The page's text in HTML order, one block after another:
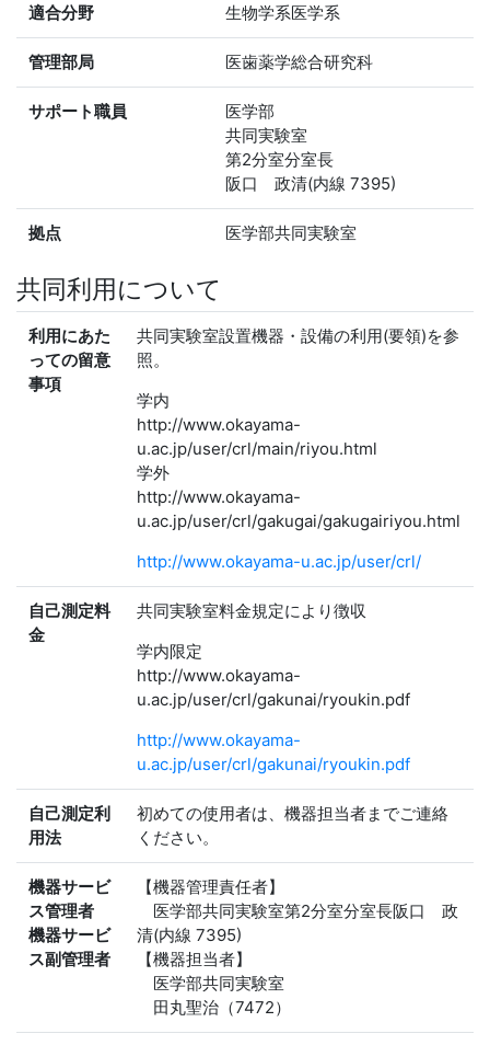
適合分野 生物学系医学系
管理部局 医歯薬学総合研究科
サポート職員
医学部
共同実験室
第2分室分室長
阪口 政清(内線 7395)
拠点 医学部共同実験室
共同利用について
利用にあた
っての留意
事項
共同実験室設置機器・設備の利用(要領)を参
照。
学内
http://www.okayama-
u.ac.jp/user/crl/main/riyou.html
学外
http://www.okayama-
u.ac.jp/user/crl/gakugai/gakugairiyou.html
http://www.okayama-u.ac.jp/user/crl/
自己測定料
金
共同実験室料金規定により徴収
学内限定
http://www.okayama-
u.ac.jp/user/crl/gakunai/ryoukin.pdf
http://www.okayama-
u.ac.jp/user/crl/gakunai/ryoukin.pdf
自己測定利
用法
初めての使用者は、機器担当者までご連絡
ください。
機器サービ
ス管理者
機器サービ
ス副管理者
【機器管理責任者】
医学部共同実験室第2分室分室長阪口 政
清(内線 7395)
【機器担当者】
医学部共同実験室
田丸聖治（7472）